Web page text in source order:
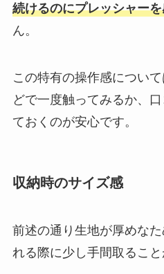
続けるのにプレッシャー
ん。
この特有の操作感につい
どで一度触ってみるか、
ておくのが安心です。
収納時のサイズ感
前述の通り生地が厚めな
れる際に少し手間取ること